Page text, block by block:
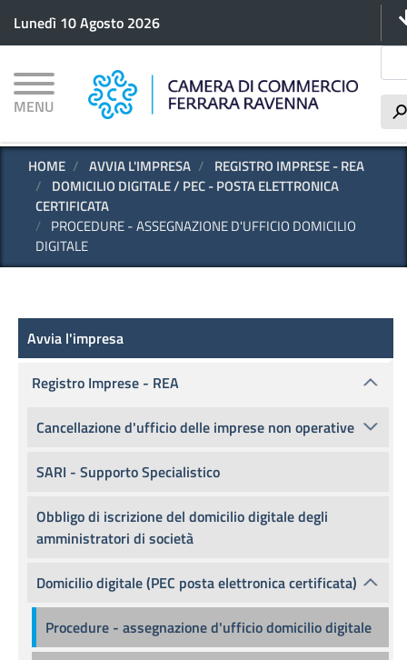
principale
Lunedì 10 Agosto 2026
MENU h
HOME AVVIA L'IMPRESA
REGISTRO IMPRESE - REA
DOMICILIO DIGITALE / PEC - POSTA ELETTRONICA
CERTIFICATA
PROCEDURE - ASSEGNAZIONE D'UFFICIO DOMICILIO
DIGITALE
Avvia l'impresa
Avvia l'impresa
Registro Imprese - REA
Cancellazione d'ufficio delle imprese non operative
SARI - Supporto Specialistico
Obbligo di iscrizione del domicilio digitale degli
amministratori di società
Domicilio digitale (PEC posta elettronica certificata)
Procedure - assegnazione d'ufficio domicilio digitale